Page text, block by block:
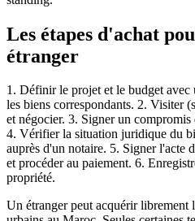
Les étapes d'achat
étranger
1. Définir le projet et le budget avec
les biens correspondants. 2. Visiter
et négocier. 3. Signer un compromis
4. Vérifier la situation juridique du
auprès d'un notaire. 5. Signer l'acte
et procéder au paiement. 6.
propriété.
Un étranger peut acquérir librement